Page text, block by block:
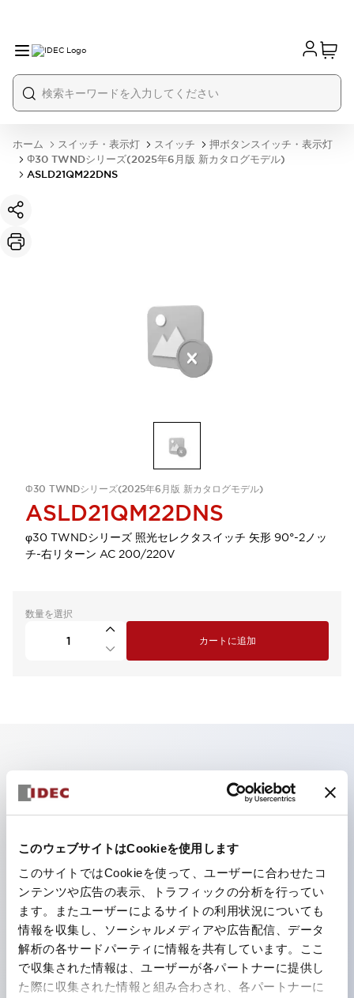
このウェブサイトはCookieを使用します
このサイトではCookieを使って、ユーザーに合わせたコ
ンテンツや広告の表示、トラフィックの分析を行ってい
ます。またユーザーによるサイトの利用状況についても
情報を収集し、ソーシャルメディアや広告配信、データ
解析の各サードパーティに情報を共有しています。ここ
で収集された情報は、ユーザーが各パートナーに提供し
た際に収集された情報と組み合わされ、各パートナーに
ホーム スイッチ・表示灯 スイッチ
押ボタンスイッチ・表示灯
Φ30 TWNDシリーズ(2025年6月版 新カタログモデル)
ASLD21QM22DNS
Φ30 TWNDシリーズ(2025年6月版 新カタログモデル)
ASLD21QM22DNS
φ30 TWNDシリーズ 照光セレクタスイッチ 矢形 90°-2ノッ
チ-右リターン AC 200/220V
数量を選択
カートに追加
主な特長
照光ユニットの低電圧タイプ（6～24Vタイプ）は
2026年1月より新カタログモデルの製品に順次切り替え
予定
パネルへの取付強度が要求される用途や北米向け機械な
どに適した亜鉛ダイカストタイプ
フィンガープロテクション構造、ねじアップ端子構造、
保護構造IP20に対応したHW-U形コンタクトブロック
を搭載。